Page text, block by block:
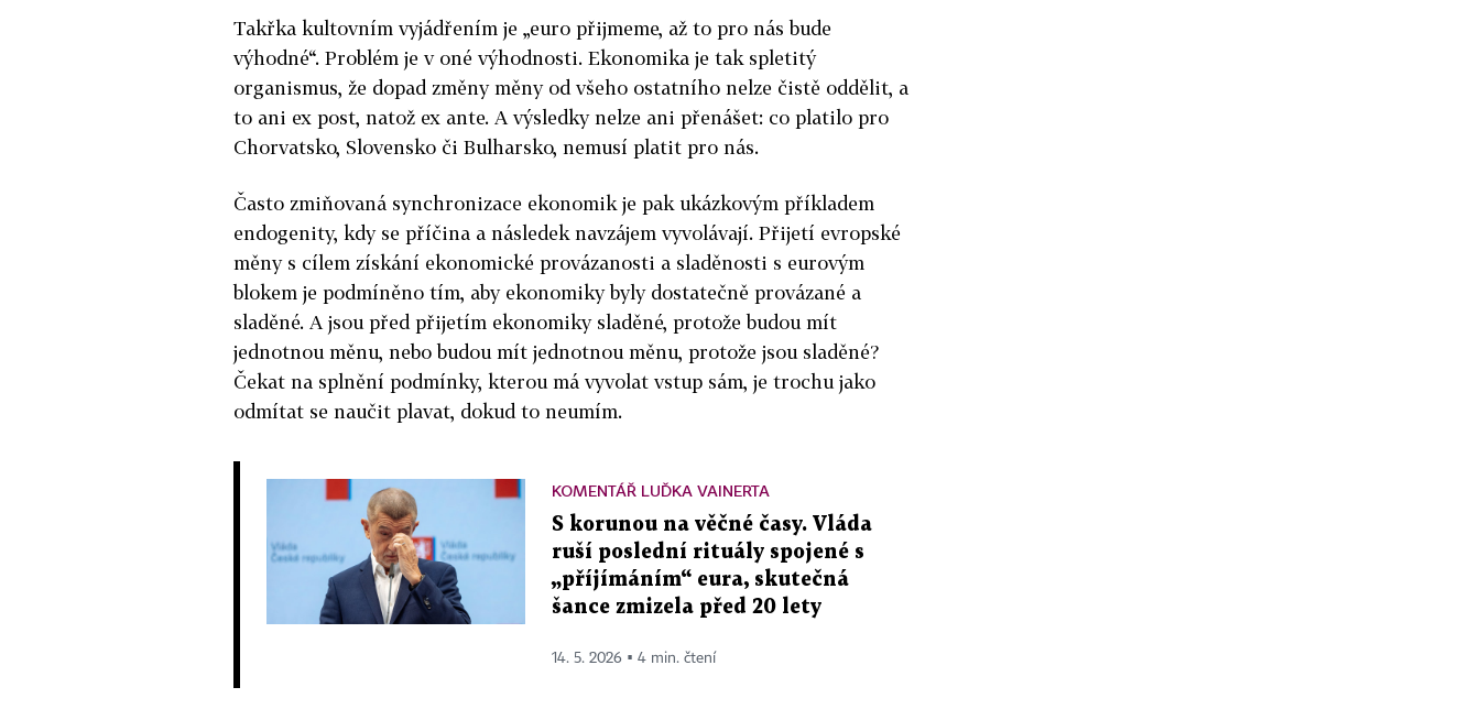
Takřka kultovním vyjádřením je „euro přijmeme, až to pro nás bude
výhodné“. Problém je v oné výhodnosti. Ekonomika je tak spletitý
organismus, že dopad změny měny od všeho ostatního nelze čistě oddělit, a
to ani ex post, natož ex ante. A výsledky nelze ani přenášet: co platilo pro
Chorvatsko, Slovensko či Bulharsko, nemusí platit pro nás.
Často zmiňovaná synchronizace ekonomik je pak ukázkovým příkladem
endogenity, kdy se příčina a následek navzájem vyvolávají. Přijetí evropské
měny s cílem získání ekonomické provázanosti a sladěnosti s eurovým
blokem je podmíněno tím, aby ekonomiky byly dostatečně provázané a
sladěné. A jsou před přijetím ekonomiky sladěné, protože budou mít
jednotnou měnu, nebo budou mít jednotnou měnu, protože jsou sladěné?
Čekat na splnění podmínky, kterou má vyvolat vstup sám, je trochu jako
odmítat se naučit plavat, dokud to neumím.
KOMENTÁŘ LUĎKA VAINERTA
S korunou na věčné časy. Vláda
ruší poslední rituály spojené s
„příjímáním“ eura, skutečná
šance zmizela před 20 lety
14. 5. 2026 ▪ 4 min. čtení